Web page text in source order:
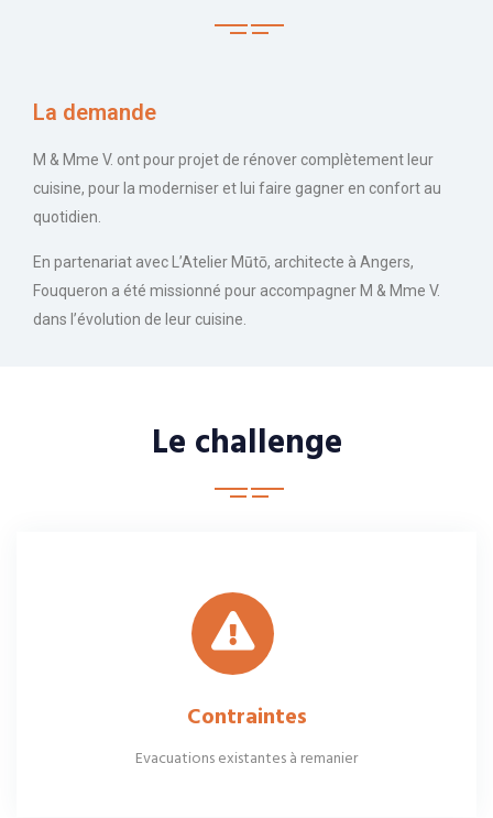
La demande
M & Mme V. ont pour projet de rénover complètement leur
cuisine, pour la moderniser et lui faire gagner en confort au
quotidien.
En partenariat avec L’Atelier Mūtō, architecte à Angers,
Fouqueron a été missionné pour accompagner M & Mme V.
dans l’évolution de leur cuisine.
Le challenge
Contraintes
Evacuations existantes à remanier